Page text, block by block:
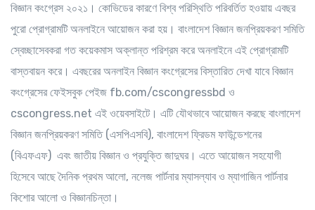
বিজ্ঞান কংগ্রেস ২০২১। কোভিডের কারণে বিশ্ব পরিস্থিতি পরিবর্তিত হওয়ায় এবছর
পুরো প্রোগ্রামটি অনলাইনে আয়োজন করা হয়। বাংলাদেশ বিজ্ঞান জনপ্রিয়করণ সমিতি
স্বেচ্ছাসেবকরা গত কয়েকমাস অক্লান্ত পরিশ্রম করে অনলাইনে এই প্রোগ্রামটি
বাস্তবায়ন করে। এবছরের অনলাইন বিজ্ঞান কংগ্রেসের বিস্তারিত দেখা যাবে বিজ্ঞান
কংগ্রেসের ফেইসবুক পেইজ fb.com/cscongressbd ও
cscongress.net এই ওয়েবসাইটে। এটি যৌথভাবে আয়োজন করছে বাংলাদেশ
বিজ্ঞান জনপ্রিয়করণ সমিতি (এসপিএসবি), বাংলাদেশ ফ্রিডম ফাউন্ডেশনের
(বিএফএফ) এবং জাতীয় বিজ্ঞান ও প্রযুক্তি জাদুঘর। এতে আয়োজন সহযোগী
হিসেবে আছে দৈনিক প্রথম আলো, নলেজ পার্টনার ম্যাসল্যাব ও ম্যাগাজিন পার্টনার
কিশোর আলো ও বিজ্ঞানচিন্তা।